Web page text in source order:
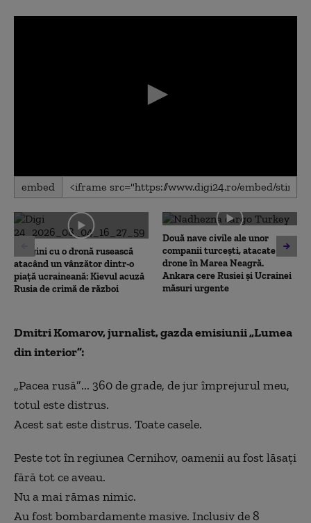
0
seconds
0
seconds
embed
Imagini cu o dronă rusească
atacând un vânzător dintr-o
piață ucraineană: Kievul acuză
Rusia de crimă de război
Două nave civile ale unor
companii turcești, atacate cu
drone în Marea Neagră.
Ankara cere Rusiei și Ucrainei
măsuri urgente
Dmitri Komarov, jurnalist, gazda emisiunii„Lumea
din interior”:
„Pacea rusă”... 360 de grade, de jur împrejurul meu,
totul este distrus.
Acest sat este distrus. Toate casele.
Peste tot în regiunea Cernihov, oamenii au fost lăsați
fără tot ce aveau.
Nu a mai rămas nimic.
Au fost bombardamente masive. Inclusiv de 8